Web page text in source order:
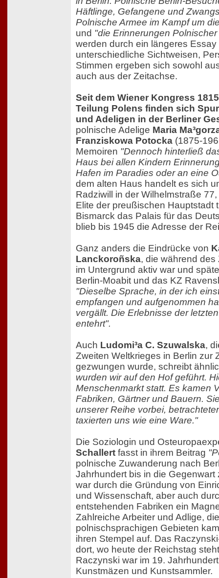
Häftlinge, Gefangene und
Polnische Armee im Kampf um
und "die Erinnerungen
werden durch ein längeres
unterschiedliche Sichtweisen,
Stimmen ergeben sich sowohl
auch aus der Zeitachse.
Seit dem Wiener Kongress
Teilung Polens finden sich
und Adeligen in der Berliner
polnische Adelige Maria
Franziskowa Potocka (1875-
Memoiren "Dennoch hinterließ
Haus bei allen Kindern
Hafen im Paradies oder an eine
dem alten Haus handelt es sich
Radziwill in der Wilhelmstraße
Elite der preußischen Hauptstadt
Bismarck das Palais für das
blieb bis 1945 die Adresse der
Ganz anders die Eindrücke von
Lanckoroñska, die während
im Untergrund aktiv war und
Berlin-Moabit und das KZ
"Dieselbe Sprache, in der ich
empfangen und aufgenommen
vergällt. Die Erlebnisse der
entehrt".
Auch Ludomi³a C. Szuwalska,
Zweiten Weltkrieges in Berlin zur
gezwungen wurde, schreibt
wurden wir auf den Hof geführt.
Menschenmarkt statt. Es kamen
Fabriken, Gärtner und Bauern.
unserer Reihe vorbei,
taxierten uns wie eine Ware."
Die Soziologin und
Schallert fasst in ihrem Beitrag
polnische Zuwanderung nach
Jahrhundert bis in die Gegenwart
war durch die Gründung von
und Wissenschaft, aber auch
entstehenden Fabriken ein
Zahlreiche Arbeiter und Adlige,
polnischsprachigen Gebieten
ihren Stempel auf. Das
dort, wo heute der Reichstag
Raczynski war im 19.
Kunstmäzen und Kunstsammler.